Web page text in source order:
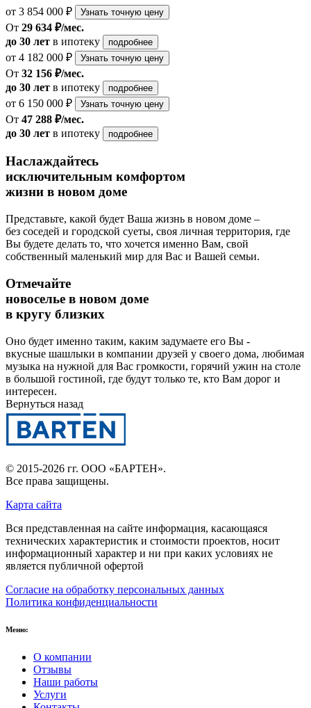
от 3 854 000 ₽ Узнать точную цену
От 29 634 ₽/мес.
до 30 лет в ипотеку подробнее
от 4 182 000 ₽ Узнать точную цену
От 32 156 ₽/мес.
до 30 лет в ипотеку подробнее
от 6 150 000 ₽ Узнать точную цену
От 47 288 ₽/мес.
до 30 лет в ипотеку подробнее
Наслаждайтесь
исключительным комфортом
жизни в новом доме
Представьте, какой будет Ваша жизнь в новом доме –
без соседей и городской суеты, своя личная территория, где
Вы будете делать то, что хочется именно Вам, свой
собственный маленький мир для Вас и Вашей семьи.
Отмечайте
новоселье в новом доме
в кругу близких
Оно будет именно таким, каким задумаете его Вы -
вкусные шашлыки в компании друзей у своего дома, любимая
музыка на нужной для Вас громкости, горячий ужин на столе
в большой гостиной, где будут только те, кто Вам дорог и
интересен.
Вернуться назад
© 2015-2026 гг. ООО «БАРТЕН».
Все права защищены.
Карта сайта
Вся представленная на сайте информация, касающаяся
технических характеристик и стоимости проектов, носит
информационный характер и ни при каких условиях не
является публичной офертой
Согласие на обработку персональных данных
Политика конфиденциальности
Меню:
О компании
Отзывы
Наши работы
Услуги